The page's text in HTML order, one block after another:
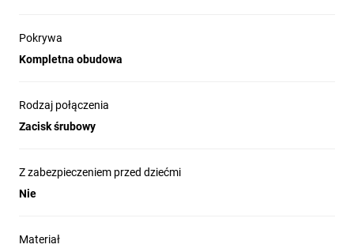
Pokrywa
Kompletna obudowa
Rodzaj połączenia
Zacisk śrubowy
Z zabezpieczeniem przed dziećmi
Nie
Materiał